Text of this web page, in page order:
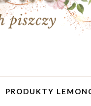
PRODUKTY